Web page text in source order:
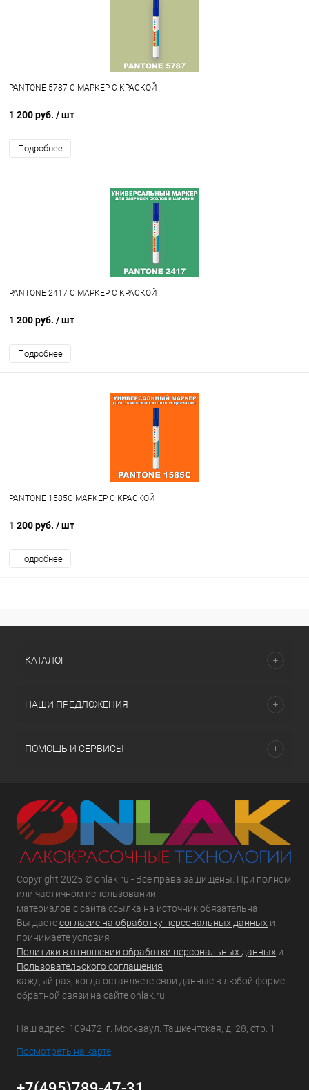
PANTONE 5787 C МАРКЕР С КРАСКОЙ
1 200 руб. / шт
Подробнее
PANTONE 2417 C МАРКЕР С КРАСКОЙ
1 200 руб. / шт
Подробнее
PANTONE 1585C МАРКЕР С КРАСКОЙ
1 200 руб. / шт
Подробнее
КАТАЛОГ
НАШИ ПРЕДЛОЖЕНИЯ
ПОМОЩЬ И СЕРВИСЫ
Copyright 2025 © onlak.ru - Все права защищены. При полном
или частичном использовании
материалов с сайта ссылка на источник обязательна.
Вы даетесогласие на обработку персональных данных и
принимаете условия
Политики в отношении обработки персональных данных и
Пользовательского соглашения
каждый раз, когда оставляете свои данные в любой форме
обратной связи на сайте onlak.ru
Наш адрес: 109472, г. Москваул. Ташкентская, д. 28, стр. 1
Посмотреть на карте